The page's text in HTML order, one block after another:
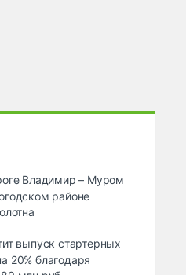
Владимир – Муром
районе
выпуск стартерных
20% благодаря